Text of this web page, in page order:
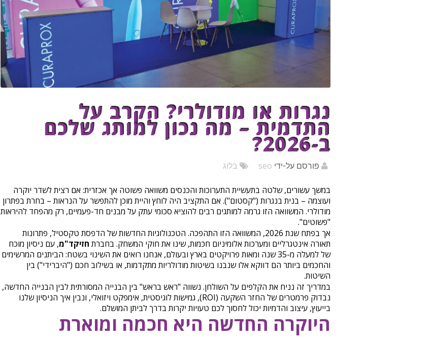
נגרות או מודולרי? הקרב על
התדמית – מה נכון למותג שלכם
ב-2026?
פורסם על-ידי seo בלוג
במשך עשורים, שלטה בתעשיית התערוכות והכנסים משוואה פשוטה אך אכזרית: אם רצית לשדר יוקרה
ועוצמה – בנית בנגרות ("קסטום"). אם התקציב היה לוחץ והיית מוכן להתפשר על הנראות – בחרת בפתרון
מודולרי. המשוואה הזו גרמה למותגים רבים להוציא סכומי עתק על מבנים חד-פעמיים, רק מהפחד להיראות
"פשוטים".
אך בפתח שנת 2026, המשוואה הזו התהפכה. הטכנולוגיות החדשות של הדפסת טקסטיל, פתרונות
תאורה אינטגרליים ומערכות אלומיניום חכמות, שינו את חוקי המשחק. בחברת חזיקד"מ, עם ניסיון מוכח
של למעלה מ-35 שנה ומאות פרויקטים בארץ ובעולם, אנחנו רואים את השינוי בשטח: הביתנים המרשימים
והחכמים ביותר הם דווקא אלו שנבנו בשיטות מודולריות מתקדמות, או בשילוב חכם ("היברידי") בין
השיטות.
במדריך זה נניח את הקלפים על השולחן. נשווה "ראש בראש" בין הבנייה המסורתית לבין הבנייה החדשה,
נבדוק פרמטרים של החזר השקעה (ROI), גמישות לוגיסטית, אימפקט ויזואלי, ונבין איך הניסיון שלנו
בייעוץ, עיצוב והדמיות יכול לחסוך לכם טעויות יקרות בדרך לביתן המושלם.
היוקרה החדשה היא חכמה ומוארת